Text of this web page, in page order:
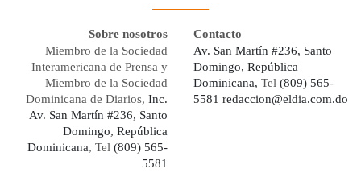
Sobre nosotros
Miembro de la Sociedad
Interamericana de Prensa y
Miembro de la Sociedad
Dominicana de Diarios, Inc.
Av. San Martín #236, Santo
Domingo, República
Dominicana, Tel (809) 565-
5581
Contacto
Av. San Martín #236, Santo
Domingo, República
Dominicana, Tel (809) 565-
5581 redaccion@eldia.com.do